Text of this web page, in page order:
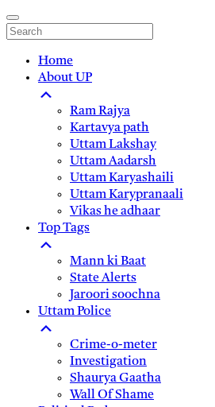
Home
About UP
Ram Rajya
Kartavya path
Uttam Lakshay
Uttam Aadarsh
Uttam Karyashaili
Uttam Karypranaali
Vikas he adhaar
Top Tags
Mann ki Baat
State Alerts
Jaroori soochna
Uttam Police
Crime-o-meter
Investigation
Shaurya Gaatha
Wall Of Shame